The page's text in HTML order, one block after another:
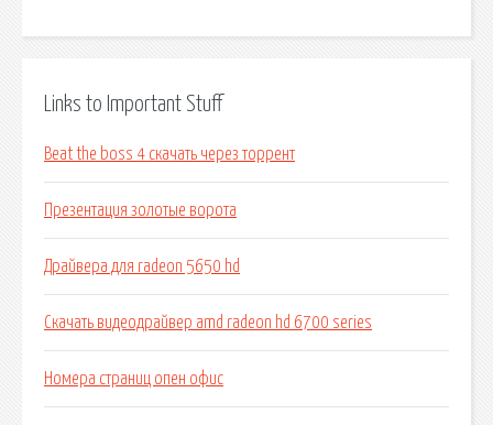
Links to Important Stuff
Beat the boss 4 скачать через торрент
Презентация золотые ворота
Драйвера для radeon 5650 hd
Скачать видеодрайвер amd radeon hd 6700 series
Номера страниц опен офис